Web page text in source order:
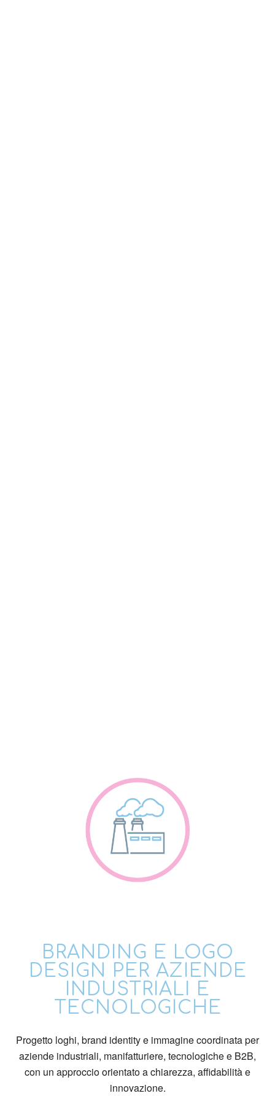
BRANDING E LOGO
DESIGN PER AZIENDE
INDUSTRIALI E
TECNOLOGICHE
Progetto loghi, brand identity e immagine coordinata per
aziende industriali, manifatturiere, tecnologiche e B2B,
con un approccio orientato a chiarezza, affidabilità e
innovazione.